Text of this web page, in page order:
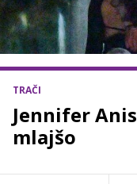
TRAČI
Jennifer
mlajšo